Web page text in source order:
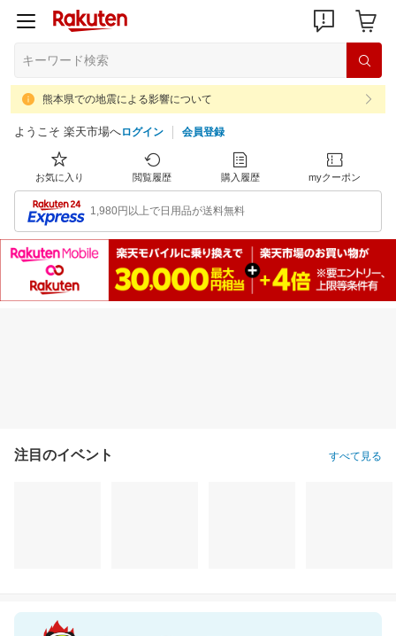
熊本県での地震による影響について
ようこそ 楽天市場へログイン 会員登録
お気に入り 閲覧履歴 購入履歴 myクーポン
1,980円以上で日用品が送料無料
注目のイベント すべて見る